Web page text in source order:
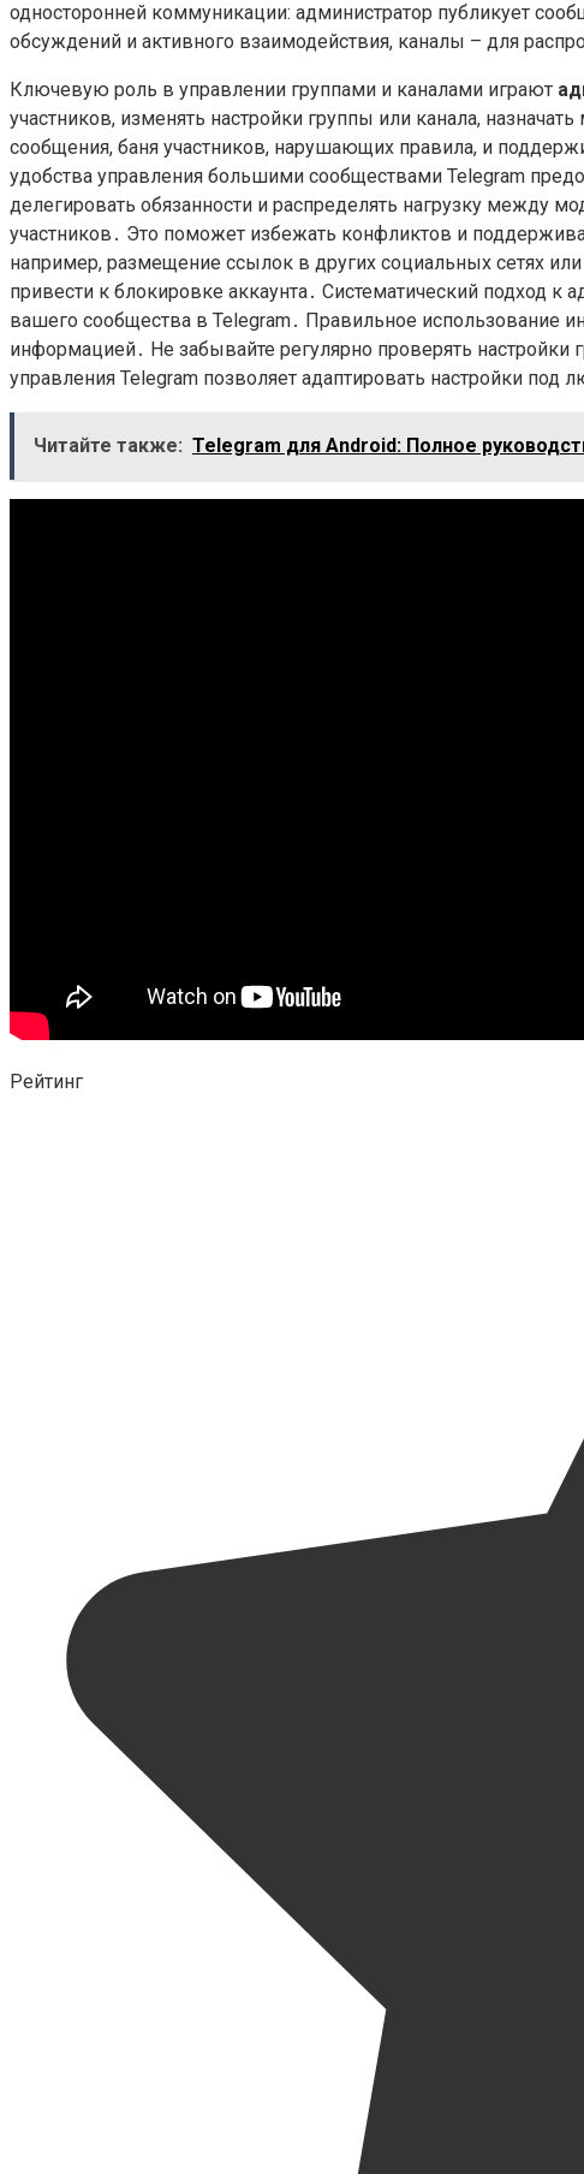
односторонней коммуникации: администратор публикует
обсуждений и активного взаимодействия, каналы – для
Ключевую роль в управлении группами и каналами играют
участников, изменять настройки группы или канала,
сообщения, баня участников, нарушающих правила, и
удобства управления большими сообществами Telegram
делегировать обязанности и распределять нагрузку между
участников․ Это поможет избежать конфликтов и
например, размещение ссылок в других социальных сетях
привести к блокировке аккаунта․ Систематический подход
вашего сообщества в Telegram․ Правильное использование
информацией․ Не забывайте регулярно проверять настройки
управления Telegram позволяет адаптировать настройки
Читайте также: Telegram для Android: Полное
Рейтинг